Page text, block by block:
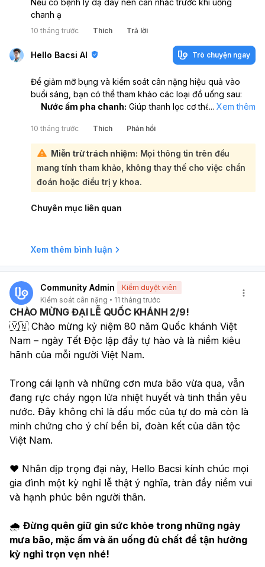
chanh ạ
10 tháng trước Thích Trả lời
Hello Bacsi AI Trò chuyện ngay
Để giảm mỡ bụng và kiểm soát cân nặng hiệu quả vào
buổi sáng, bạn có thể tham khảo các loại đồ uống sau:
Nước ấm pha chanh: Giúp thanh lọc cơ thể, kích thích
Nên dùng nước ấm, không quá nóng, và người có dạ
dày nhạy cảm có thể thêm mật ong.
Nước ép cần tây: Ít calo, giàu chất chống oxy hóa,
điều hòa đường huyết. Uống khi bụng đói, không thêm
đường.
Cà phê đen nguyên chất:Caffeine giúp tăng năng
lượng, cải thiện hiệu suất luyện tập và thúc đẩy phân
đặc biệt là mỡ bụng. Nên uống sau bữa sáng khoảng
30 phút, tránh uống khi bụng đói.
Bù nước, kích hoạt hệ tiêu hóa và hỗ trợ trao
đổi chất. Có thể thêm chanh, gừng hoặc bạc hà để
tăng vị. Ngoài ra, bạn nên kết hợp với thói quen vận
động nhẹ nhàng khi bụng rỗng và ăn sáng đủ chất (ưu
tiên protein, chất béo tốt và tinh bột nguyên cám) để
đạt hiệu quả tốt nhất.
... Xem thêm
10 tháng trước Thích Phản hồi
Miễn trừ trách nhiệm: Mọi thông tin trên đều
mang tính tham khảo, không thay thế cho việc chẩn
đoán hoặc điều trị y khoa.
Chuyên mục liên quan
Xem thêm bình luận
Community Admin
Kiểm duyệt viên
Kiểm soát cân nặng
11 tháng trước
CHÀO MỪNG ĐẠI LỄ QUỐC KHÁNH 2/9!
🇻🇳 Chào mừng kỷ niệm 80 năm Quốc khánh Việt
Nam – ngày Tết Độc lập đầy tự hào và là niềm kiêu
hãnh của mỗi người Việt Nam.
Trong cái lạnh và những cơn mưa bão vừa qua, vẫn
đang rực cháy ngọn lửa nhiệt huyết và tinh thần yêu
nước. Đây không chỉ là dấu mốc của tự do mà còn là
minh chứng cho ý chí bền bỉ, đoàn kết của dân tộc
Việt Nam.
❤️ Nhân dịp trọng đại này, Hello Bacsi kính chúc mọi
gia đình một kỳ nghỉ lễ thật ý nghĩa, tràn đầy niềm vui
và hạnh phúc bên người thân.
🌧 Đừng quên giữ gìn sức khỏe trong những ngày
mưa bão, mặc ấm và ăn uống đủ chất để tận hưởng
kỳ nghỉ trọn vẹn nhé!